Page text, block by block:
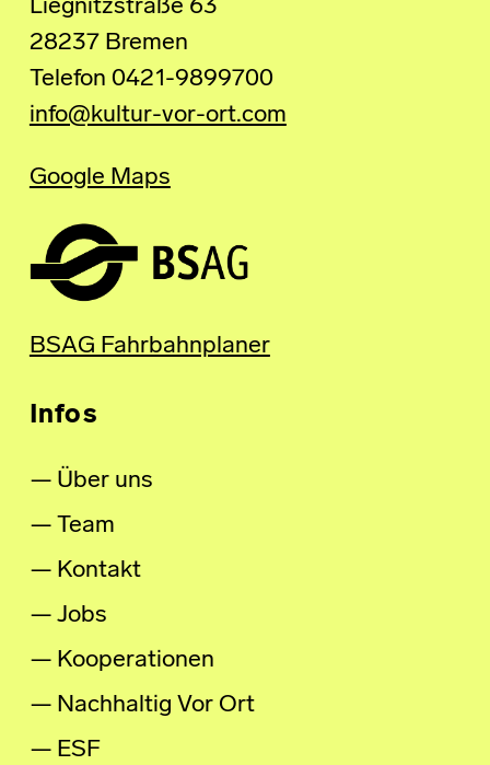
Liegnitzstraße 63
28237 Bremen
Telefon 0421-9899700
info@kultur-vor-ort.com
Google Maps
BSAG Fahrbahnplaner
Infos
Über uns
Team
Kontakt
Jobs
Kooperationen
Nachhaltig Vor Ort
ESF